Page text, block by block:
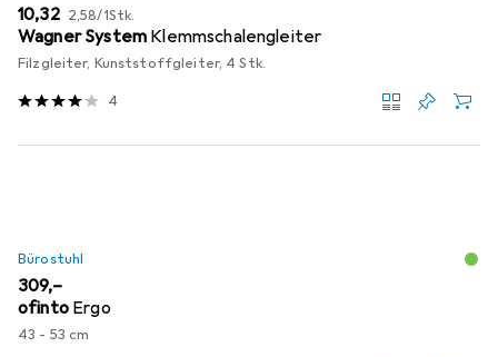
EUR
10,32 EUR
2,58/1Stk.
Wagner System Klemmschalengleiter
Filzgleiter, Kunststoffgleiter, 4 Stk.
4
Bürostuhl
EUR
309,–
ofinto Ergo
43 - 53 cm